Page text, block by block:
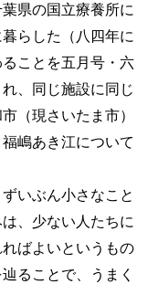
県の国立療養所に
らした（八四年に
ことを五月号・六
、同じ施設に同じ
（現さいたま市）
嶋あき江について
いぶん小さなこと
、少ない人たちに
ばよいというもの
ることで、うまく